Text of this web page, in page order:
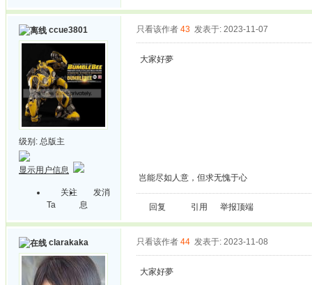
ccue3801
级别: 总版主
显示用户信息
关注
Ta
发消
息
只看该作者 43 发表于: 2023-11-07
大家好夢
岂能尽如人意，但求无愧于心
回复 引用 举报顶端
clarakaka 只看该作者 44 发表于: 2023-11-08
大家好夢